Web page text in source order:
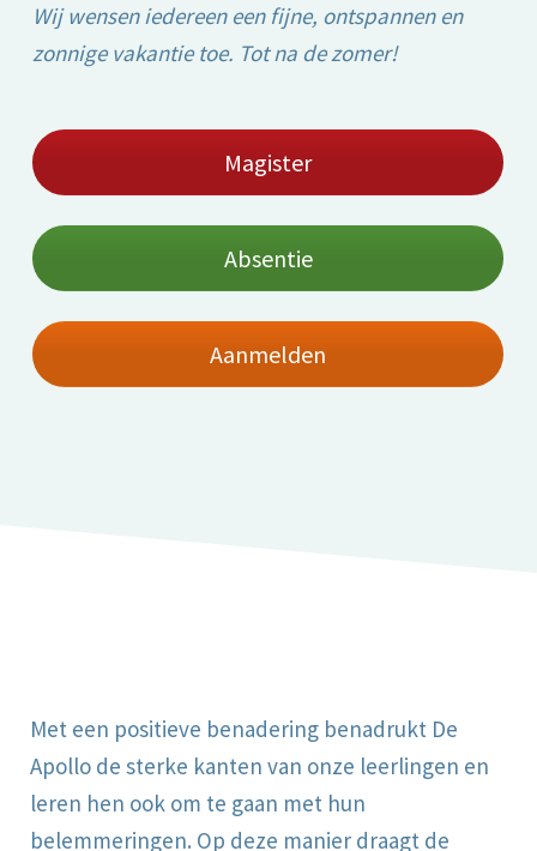
Wij wensen iedereen een fijne, ontspannen en
zonnige vakantie toe. Tot na de zomer!
Magister
Absentie
Aanmelden
Met een positieve benadering benadrukt De
Apollo de sterke kanten van onze leerlingen en
leren hen ook om te gaan met hun
belemmeringen. Op deze manier draagt de